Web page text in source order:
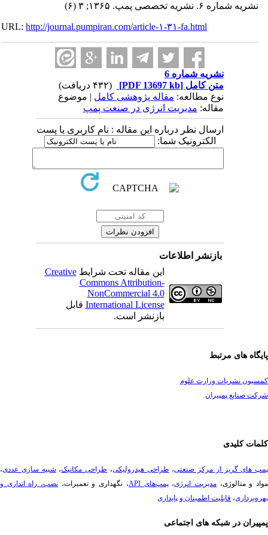
نشریه شماره ۶. نشریه تخصصی پمپ. ۱۳۶۵; ۳ (۶)
URL:http://journal.pumpiran.com/article-۱-۳۱-fa.html
نشریه شماره 6
متن کامل[PDF 13697 kb]
نوع مطالعه:مقاله پژوهشی کامل| موضوع
مقاله:مدیریت انرژی در صنعت پمپ
ارسال نظر درباره این مقاله : نام کاربری یا پست
الکترونیک شما:
بازنشر اطلاعات
این مقاله تحت شرایطCreative
Commons Attribution-
NonCommercial 4.0
International Licenseقابل
بازنشر است.
های مرتبط
نشریات وزارت علوم
صنایع پمپیران
کلیدی
های گریز از مرکز صنعتی، طراحی هیدرولیکی، طراحی مکانیک،شبیه سازی عددی،
و متالوژی،مدیریت انرژی،پمپ‌های API ، نگهداری و تعمیرات،نصب، راه ­اندازی و
،قابلیت اطمینان و پایداری
در شبکه های اجتماعی